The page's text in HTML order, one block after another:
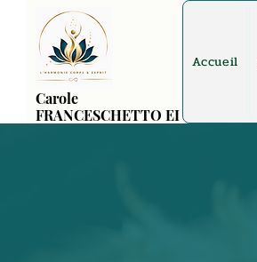
Carole
FRANCESCHETTO EI
Accueil